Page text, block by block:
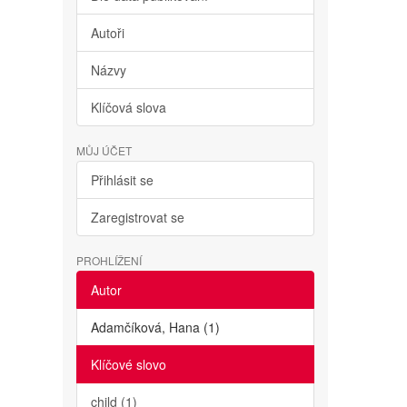
Autoři
Názvy
Klíčová slova
MŮJ ÚČET
Přihlásit se
Zaregistrovat se
PROHLÍŽENÍ
Autor
Adamčíková, Hana (1)
Klíčové slovo
child (1)